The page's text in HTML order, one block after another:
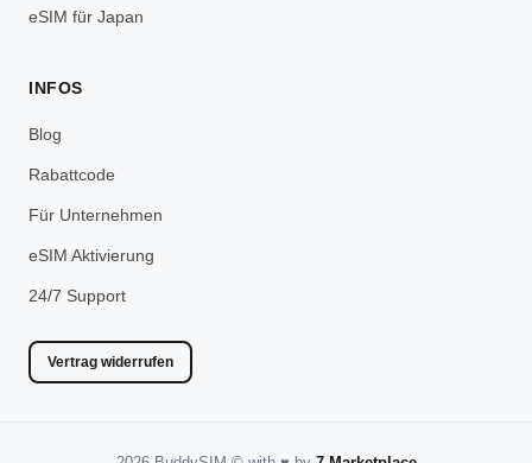
eSIM für Japan
INFOS
Blog
Rabattcode
Für Unternehmen
eSIM Aktivierung
24/7 Support
Vertrag widerrufen